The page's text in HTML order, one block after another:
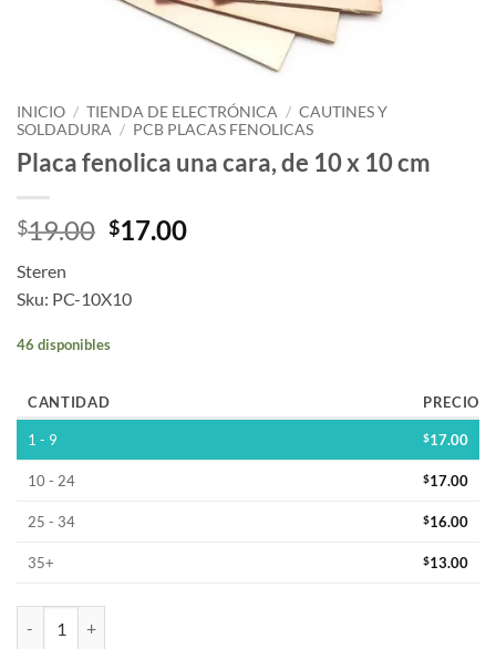
INICIO / TIENDA DE ELECTRÓNICA / CAUTINES Y
SOLDADURA / PCB PLACAS FENOLICAS
Placa fenolica una cara, de 10 x 10 cm
$19.00 $17.00
Steren
Sku: PC-10X10
46 disponibles
CANTIDAD PRECIO
1 - 9 $17.00
10 - 24 $17.00
25 - 34 $16.00
35+ $13.00